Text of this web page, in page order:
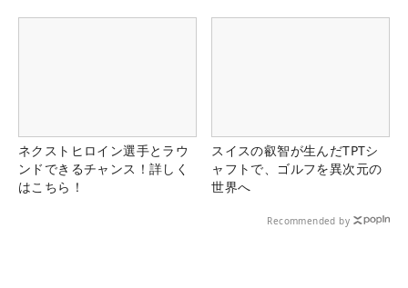
ネクストヒロイン選手とラウ
ンドできるチャンス！詳しく
はこちら！
スイスの叡智が生んだTPTシ
ャフトで、ゴルフを異次元の
世界へ
Recommended by